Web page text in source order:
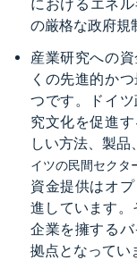
におけるエネ
の厳格な政府規
産業研究への
くの先進的か
つです。ドイ
究文化を促進
しい方法、製
イツの民間セクタ
資金提供はオ
進しています。
企業を擁する
拠点となってい